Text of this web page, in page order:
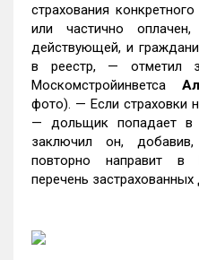
страхования
или частично оплачен,
действующей, и
в реестр, — отметил
Москомстройинветса
фото). — Если страховки
— дольщик попадает в
заключил он,
повторно направит в
перечень